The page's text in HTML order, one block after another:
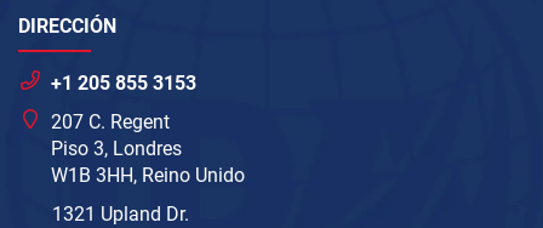
DIRECCIÓN
+1 205 855 3153
207 C. Regent
Piso 3, Londres
W1B 3HH, Reino Unido
1321 Upland Dr.